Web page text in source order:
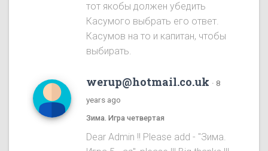
тот якобы должен убедить
Касумого выбрать его ответ.
Касумов на то и капитан, чтобы
выбирать.
werup@hotmail.co.uk · 8
years ago
Зима. Игра четвертая
Dear Admin !! Please add - "Зима.